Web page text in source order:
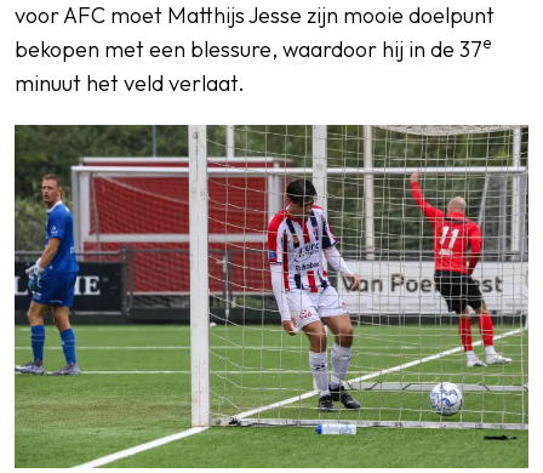
voor AFC moet Matthijs Jesse zijn mooie doelpunt
bekopen met een blessure, waardoor hij in de 37e
minuut het veld verlaat.